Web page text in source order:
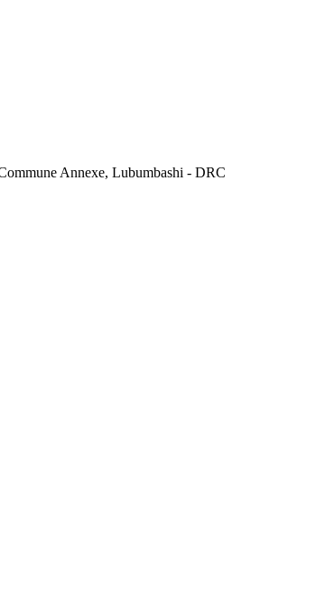
Annexe, Lubumbashi - DRC